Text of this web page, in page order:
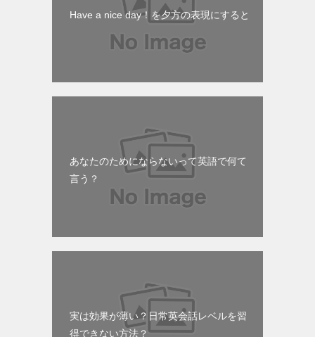
Have a nice day！を夕方の表現にすると
あなたのためにならないって英語で何て
言う？
実は効果が薄い？日常英会話レベルを習
得できない方法？